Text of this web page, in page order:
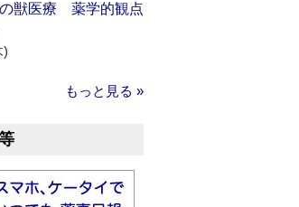
の獣医療 薬学的観点
)
もっと見る »